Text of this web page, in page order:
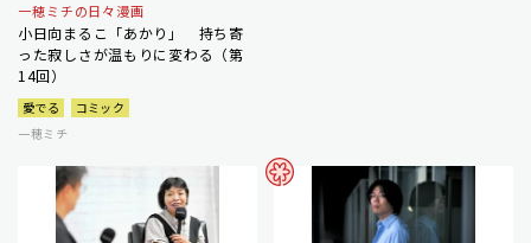
一穂ミチの日々漫画
小日向まるこ「あかり」 持ち寄
った寂しさが温もりに変わる（第
14回）
愛でる
コミック
一穂ミチ